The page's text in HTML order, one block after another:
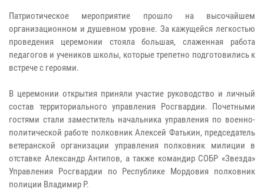
Патриотическое мероприятие прошло на высочайшем
организационном и душевном уровне. За кажущейся легкостью
проведения церемонии стояла большая, слаженная работа
педагогов и учеников школы, которые трепетно подготовились к
встрече с героями.
В церемонии открытия приняли участие руководство и личный
состав территориального управления Росгвардии. Почетными
гостями стали заместитель начальника управления по военно-
политической работе полковник Алексей Фатькин, председатель
ветеранской организации управления полковник милиции в
отставке Александр Антипов, а также командир СОБР «Звезда»
Управления Росгвардии по Республике Мордовия полковник
полиции Владимир Р.